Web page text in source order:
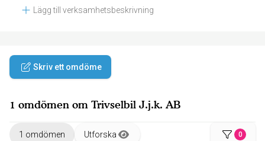
Lägg till verksamhetsbeskrivning
Skriv ett omdöme
1 omdömen om Trivselbil J.j.k. AB
1 omdömen Utforska 0